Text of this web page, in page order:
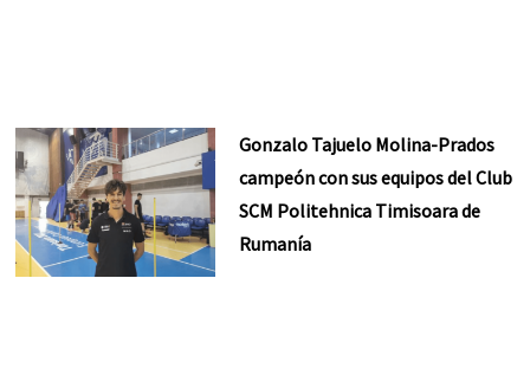
Gonzalo Tajuelo Molina-Prados
campeón con sus equipos del Club
SCM Politehnica Timisoara de
Rumanía